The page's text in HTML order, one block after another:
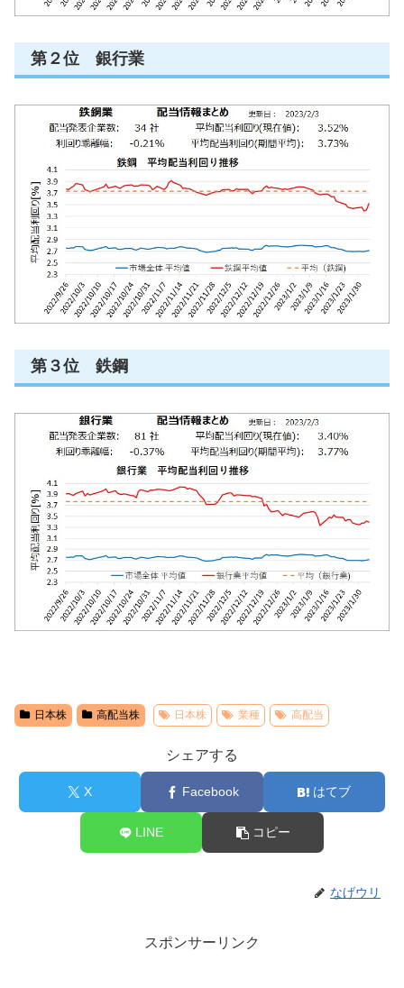
第２位 銀行業
第３位 鉄鋼
日本株 高配当株 日本株 業種 高配当
シェアする
X Facebook はてブ
LINE コピー
なげウリ
スポンサーリンク